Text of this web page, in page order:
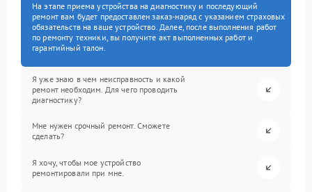
На этапе приема устройства на диагностику и последующий
ремонт вам будет предоставлен заказ-наряд с указанием страховых
обязательств на ваше устройство. Далее, после выполнения работ
по ремонту техники, вы получите акт выполненных работ и
гарантийный талон.
Я уже знаю в чем неисправность и какой
ремонт необходим. Для чего проводить
диагностику?
Мне нужен срочный ремонт. Сможете
сделать?
Я хочу, чтобы мое устройство
ремонтировали при мне.